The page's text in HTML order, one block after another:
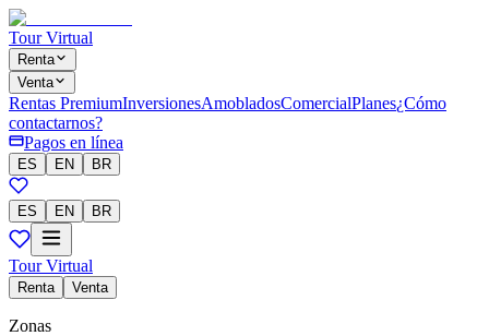
Tour Virtual
Renta
Venta
Rentas PremiumInversionesAmobladosComercialPlanes¿Cómo
contactarnos?
Pagos en línea
ES EN BR
ES EN BR
Tour Virtual
Renta Venta
Zonas